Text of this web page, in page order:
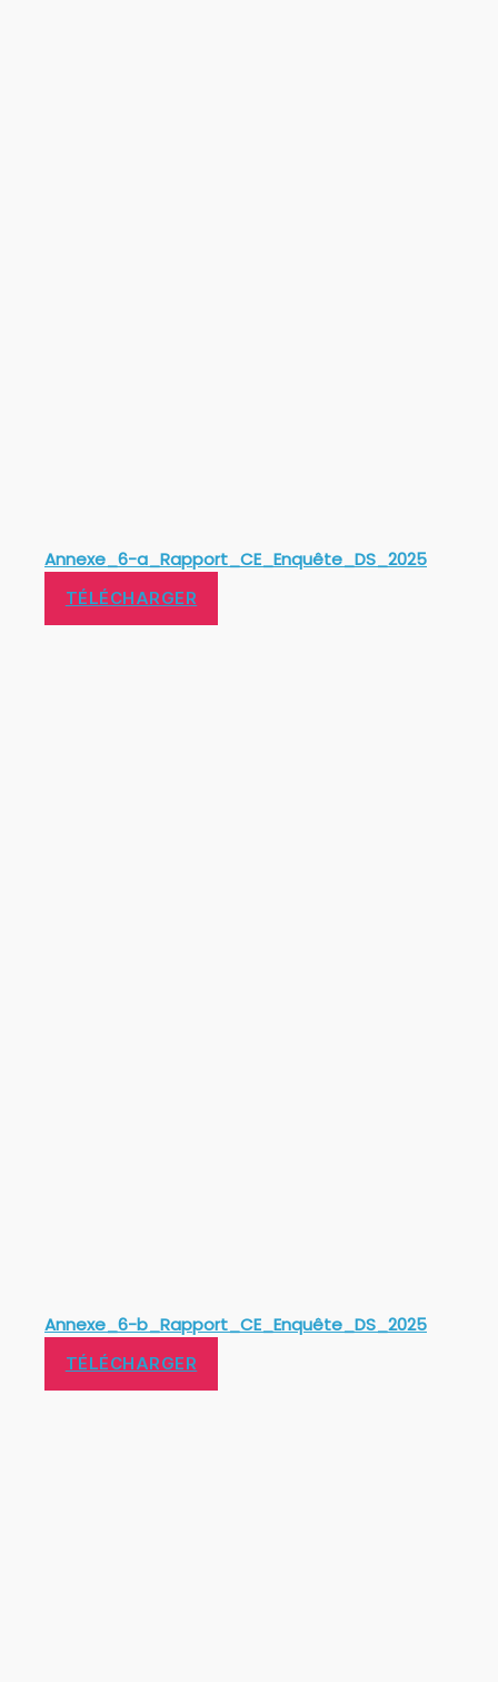
Annexe_6-a_Rapport_CE_Enquête_DS_2025
TÉLÉCHARGER
Annexe_6-b_Rapport_CE_Enquête_DS_2025
TÉLÉCHARGER